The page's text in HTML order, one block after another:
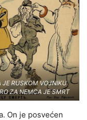
JE RUSKOM VOJNIKU
ZA NEMCA JE SMRT
On je posvećen